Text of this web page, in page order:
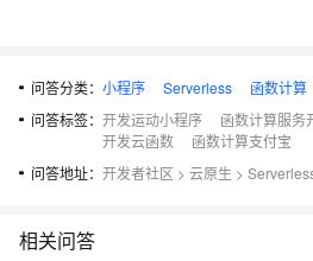
问答分类： 小程序 Serverless
函数计算
问答标签： 开发运动小程序 函数计算服务
开发云函数
函数计算支付宝
问答地址： 开发者社区 > 云原生 >
相关问答